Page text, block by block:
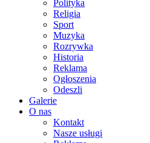
Polityka
Religia
Sport
Muzyka
Rozrywka
Historia
Reklama
Ogłoszenia
Odeszli
Galerie
O nas
Kontakt
Nasze usługi